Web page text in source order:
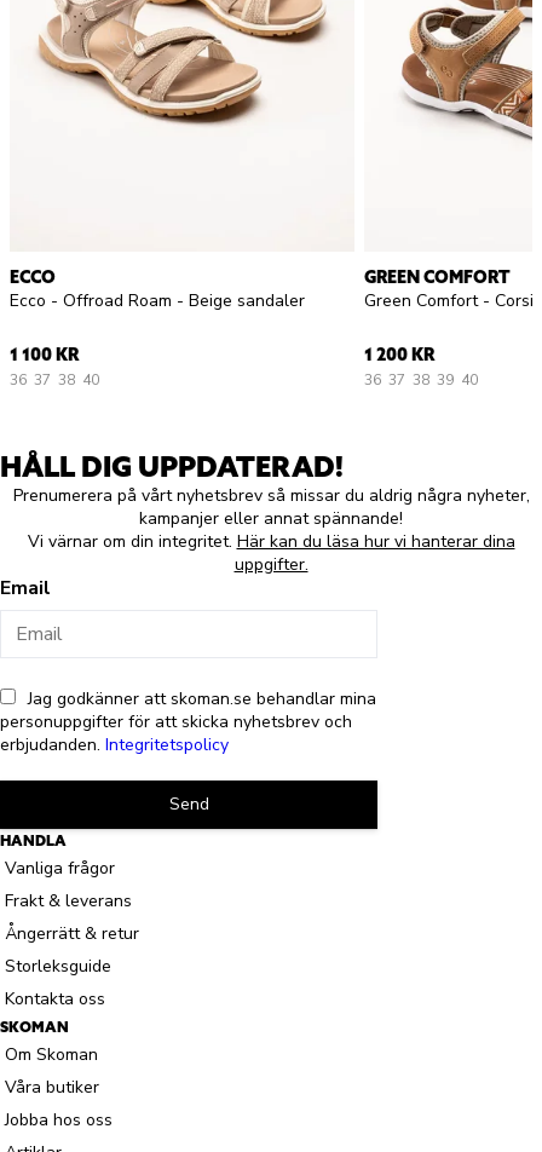
ECCO
Ecco - Offroad Roam - Beige sandaler
1 100 KR
36 37 38 40
GREEN COMFORT
1 200 KR
36 37 38 39 40
HÅLL DIG UPPDATERAD!
Prenumerera på vårt nyhetsbrev så missar du aldrig några nyheter,
kampanjer eller annat spännande!
Vi värnar om din integritet. Här kan du läsa hur vi hanterar dina
uppgifter.
Email
Jag godkänner att skoman.se behandlar mina
personuppgifter för att skicka nyhetsbrev och
erbjudanden. Integritetspolicy
Send
HANDLA
Vanliga frågor
Frakt & leverans
Ångerrätt & retur
Storleksguide
Kontakta oss
SKOMAN
Om Skoman
Våra butiker
Jobba hos oss